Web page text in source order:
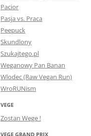
Pacior
Pasja vs. Praca
Peepuck
Skundlony
Szukajtego.pl
Weganowy Pan Banan
Wlodec (Raw Vegan Run)
WroRUNism
VEGE
Zostan Wege !
VEGE GRAND PRIX